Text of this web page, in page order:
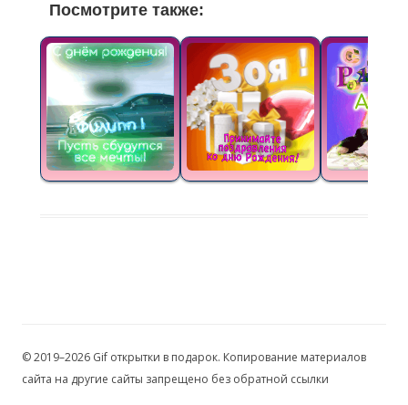
Посмотрите также:
© 2019–2026 Gif открытки в подарок. Копирование материалов
сайта на другие сайты запрещено без обратной ссылки